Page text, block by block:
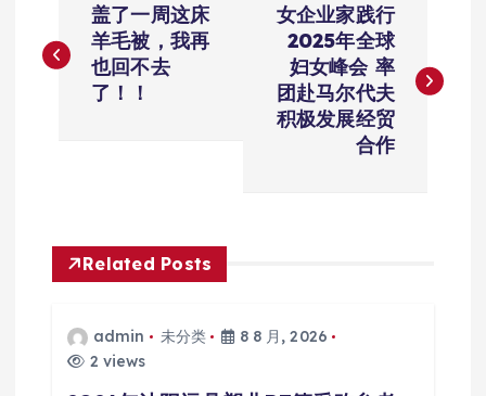
章
盖了一周这床
羊毛被，我再
也回不去
了！！
女企业家践行
2025年全球
妇女峰会 率
团赴马尔代夫
积极发展经贸
合作
Related Posts
admin 未分类
8 8 月, 2026
2 views